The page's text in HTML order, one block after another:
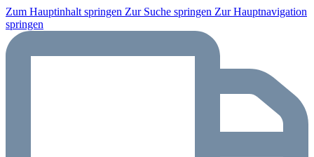
Zum Hauptinhalt springen Zur Suche springen Zur Hauptnavigation
springen